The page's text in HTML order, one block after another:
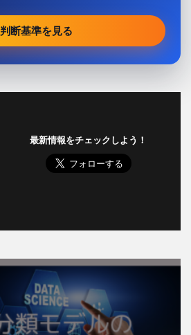
判断基準を見る
最新情報をチェックしよう！